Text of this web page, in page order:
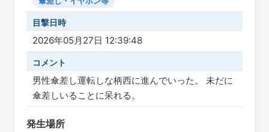
目撃日時
2026年05月27日 12:39:48
コメント
男性傘差し運転しな柄西に進んでいった。 未だに
傘差しいることに呆れる。
発生場所